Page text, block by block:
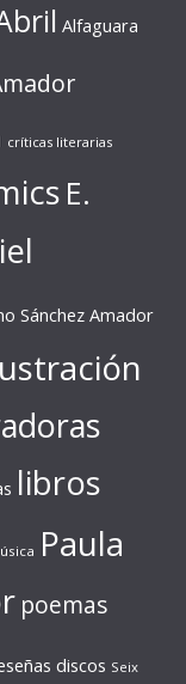
Alfaguara
críticas literarias
E.
Sánchez Amador
libros
Paula
poemas
discos Seix